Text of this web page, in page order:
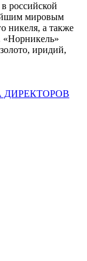
российской
мировым
никеля, а также
иридий,
ДИРЕКТОРОВ